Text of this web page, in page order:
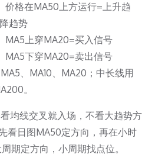
价格在MA50上方运行=上升趋
趋势
MA5上穿MA20=买入信号
MA5下穿MA20=卖出信号
、MA10、MA20；中长线用
。
均线交叉就入场，不看大趋势方
看日图MA50定方向，再在小时
定方向，小周期找点位。